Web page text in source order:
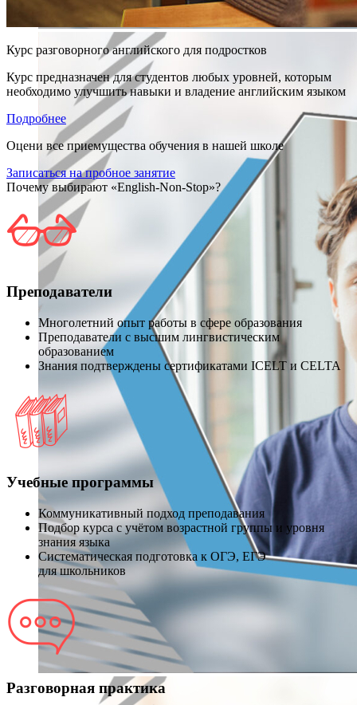
Курс разговорного английского для подростков
Курс предназначен для студентов любых уровней, которым
необходимо улучшить навыки и владение английским языком
Подробнее
Оцени все приемущества обучения в нашей школе
Записаться на пробное занятие
Почему выбирают «English-Non-Stop»?
Преподаватели
Многолетний опыт работы в сфере образования
Преподаватели с высшим лингвистическим
образованием
Знания подтверждены сертификатами ICELT и CELTA
Учебные программы
Коммуникативный подход преподавания
Подбор курса с учётом возрастной группы и уровня
знания языка
Систематическая подготовка к ОГЭ, ЕГЭ
для школьников
Разговорная практика